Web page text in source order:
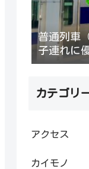
普通列車
子連れに
カテゴリ
アクセス
カイモノ